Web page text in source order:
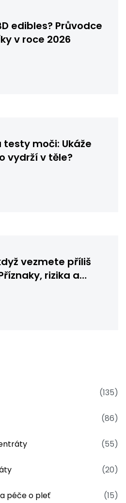
edibles? Průvodce
v roce 2026
testy moči: Ukáže
vydrží v těle?
vezmete příliš
rizika a
(135)
(86)
(55)
(20)
péče o pleť (15)